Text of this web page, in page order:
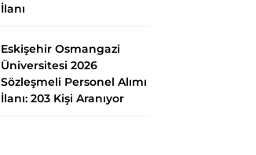
İlanı
Eskişehir Osmangazi
Üniversitesi 2026
Sözleşmeli Personel Alımı
İlanı: 203 Kişi Aranıyor